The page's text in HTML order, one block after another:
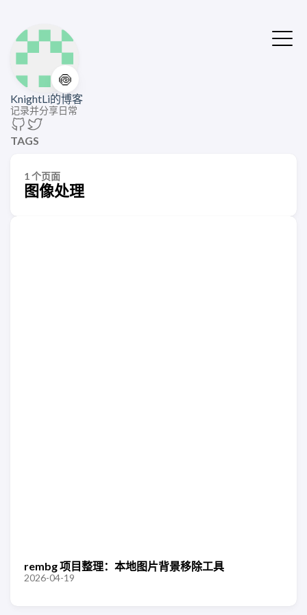
🍥
KnightLi的博客
记录并分享日常
TAGS
1 个页面
图像处理
rembg 项目整理：本地图片背景移除工具
2026-04-19